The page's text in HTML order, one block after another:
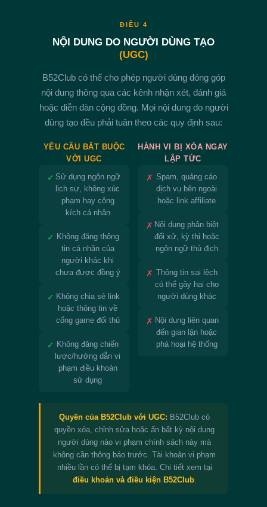
ĐIỀU 4
NỘI DUNG DO NGƯỜI DÙNG TẠO
(UGC)
B52Club có thể cho phép người dùng đóng góp
nội dung thông qua các kênh nhận xét, đánh giá
hoặc diễn đàn cộng đồng. Mọi nội dung do người
dùng tạo đều phải tuân theo các quy định sau:
YÊU CẦU BẮT BUỘC
VỚI UGC
✓ Sử dụng ngôn ngữ
lịch sự, không xúc
phạm hay công
kích cá nhân
✓
Không đăng thông
tin cá nhân của
người khác khi
chưa được đồng ý
✓ Không chia sẻ link
hoặc thông tin về
cổng game đối thủ
✓
Không đăng chiến
lược/hướng dẫn vi
phạm điều khoản
sử dụng
HÀNH VI BỊ XÓA NGAY
LẬP TỨC
✗ Spam, quảng cáo
dịch vụ bên ngoài
hoặc link affiliate
✗ Nội dung phân biệt
đối xử, kỳ thị hoặc
ngôn ngữ thù địch
✗ Thông tin sai lệch
có thể gây hại cho
người dùng khác
✗ Nội dung liên quan
đến gian lận hoặc
phá hoại hệ thống
Quyền của B52Club với UGC: B52Club có
quyền xóa, chỉnh sửa hoặc ẩn bất kỳ nội dung
người dùng nào vi phạm chính sách này mà
không cần thông báo trước. Tài khoản vi phạm
nhiều lần có thể bị tạm khóa. Chi tiết xem tại
điều khoản và điều kiện B52Club.